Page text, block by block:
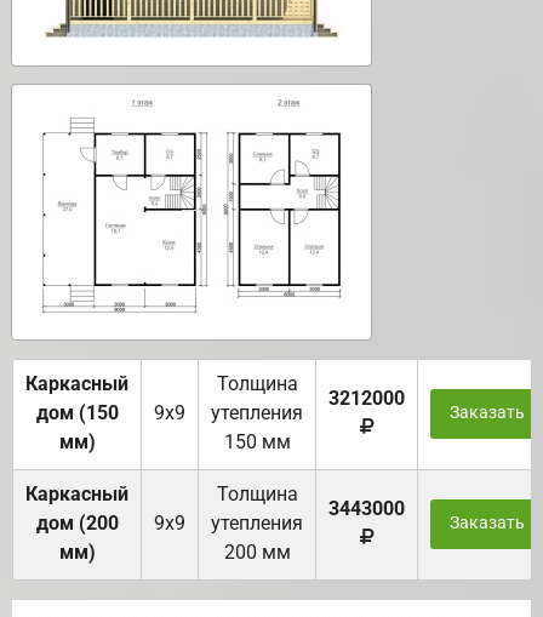
Каркасный
дом (150
мм)
9х9
Толщина
утепления
150 мм
3212000
Заказать
Каркасный
дом (200
мм)
9х9
Толщина
утепления
200 мм
3443000
Заказать